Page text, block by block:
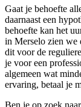
Gaat je behoefte
daarnaast een
behoefte kan het
in Merselo zien we
dit voor de
je voor een
algemeen wat
ervaring, betaal je